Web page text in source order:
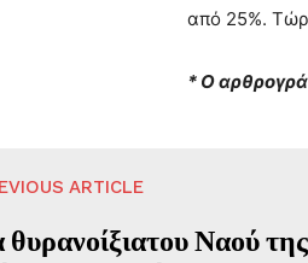
από 25%.
* Ο
ARTICLE